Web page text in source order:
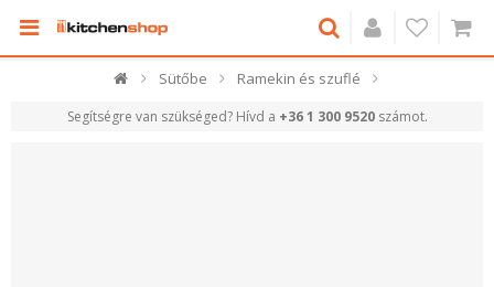
Sütőbe Ramekin és szuflé
Segítségre van szükséged? Hívd a +36 1 300 9520számot.